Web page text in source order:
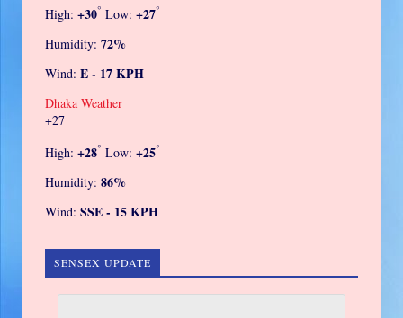
High: +30° Low: +27°
Humidity: 72%
Wind: E - 17 KPH
Dhaka Weather
+27
High: +28° Low: +25°
Humidity: 86%
Wind: SSE - 15 KPH
SENSEX UPDATE